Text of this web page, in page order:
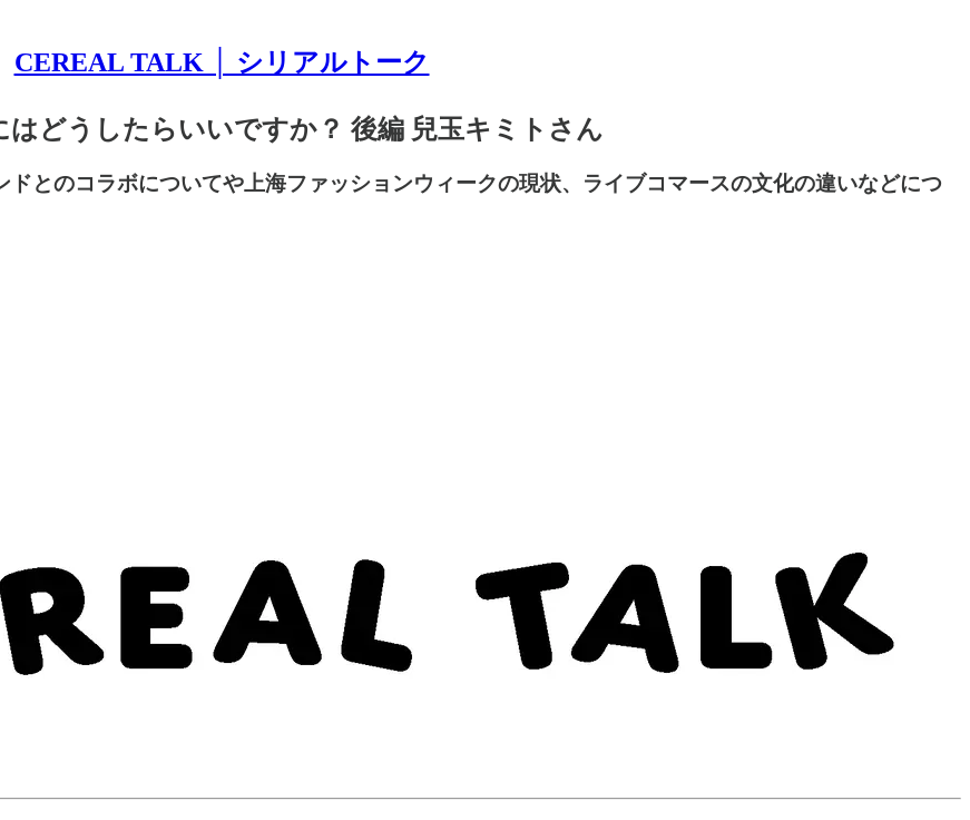
CEREAL TALK │ シリアルトーク
どうしたらいいですか？ 後編 兒玉キミトさん
とのコラボについてや上海ファッションウィークの現状、ライブコマースの文化の違いなどにつ